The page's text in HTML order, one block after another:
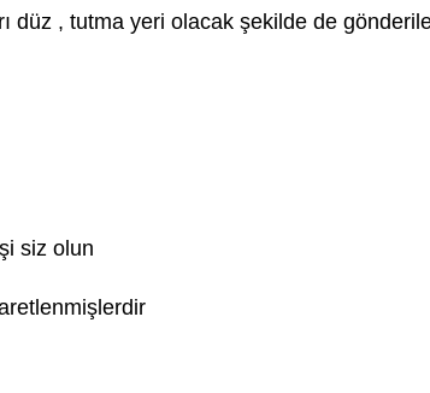
düz , tutma yeri olacak şekilde de
siz olun